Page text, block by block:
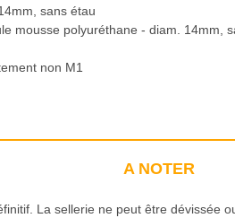
sans étau
mousse polyuréthane - diam. 14mm,
non M1
A NOTER
La sellerie ne peut être dévissée